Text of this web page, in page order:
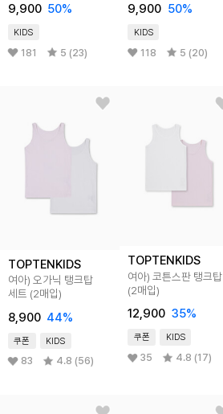
9,900 50%
KIDS
181 5 (23)
9,900 50%
KIDS
118 5 (20)
TOPTENKIDS
여아) 오가닉 탱크탑
세트 (2매입)
8,900 44%
쿠폰 KIDS
83 4.8 (56)
TOPTENKIDS
여아) 코튼스판 탱크탑
(2매입)
12,900 35%
쿠폰 KIDS
35 4.8 (17)